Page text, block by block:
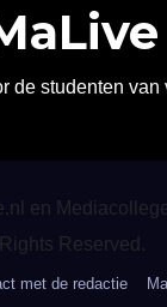
de studenten van
en Mediacollege
Rights Reserved.
met de redactie